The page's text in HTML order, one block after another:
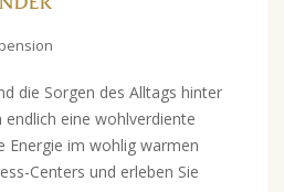
die Sorgen des Alltags hinter
endlich eine wohlverdiente
Energie im wohlig warmen
Centers und erleben Sie